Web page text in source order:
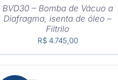
BVD30 – Bomba de Vácuo a
Diafragma, isenta de óleo –
Filtrilo
R$4.745,00